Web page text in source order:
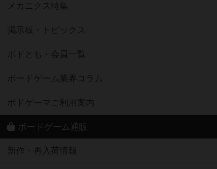
メカニクス特集
掲示板・トピックス
ボドとも・会員一覧
ボードゲーム業界コラム
ボドゲーマご利用案内
ボードゲーム通販
新作・再入荷情報